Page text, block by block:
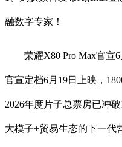
融数字专家！
荣耀X80 Pro Max官宣6
官宣定档6月19日上映，
2026年度片子总票房已冲
大模子+贸易生态的下一代